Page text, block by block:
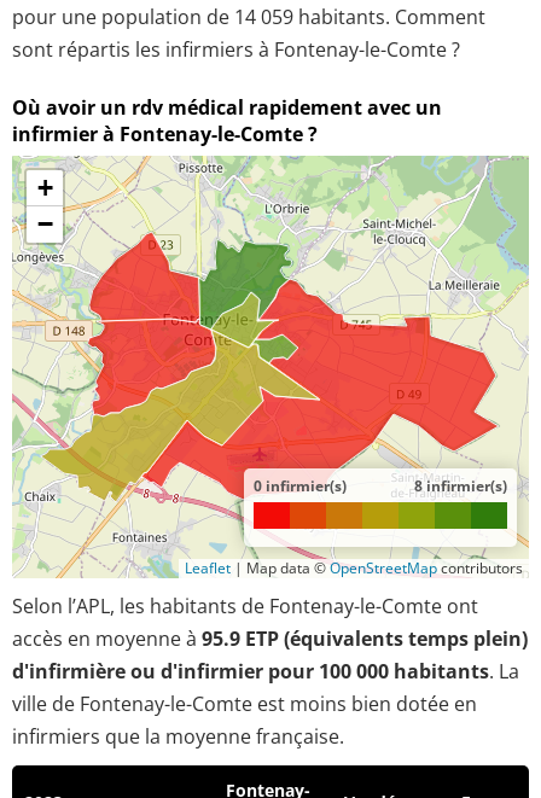
pour une population de 14 059 habitants. Comment
sont répartis les infirmiers à Fontenay-le-Comte ?
Où avoir un rdv médical rapidement avec un
infirmier à Fontenay-le-Comte ?
+
−
0 infirmier(s) 8 infirmier(s)
Leaflet | Map data ©OpenStreetMapcontributors
Selon l’APL, les habitants de Fontenay-le-Comte ont
accès en moyenne à 95.9 ETP (équivalents temps plein)
d'infirmière ou d'infirmier pour 100 000 habitants. La
ville de Fontenay-le-Comte est moins bien dotée en
infirmiers que la moyenne française.
Fontenay-